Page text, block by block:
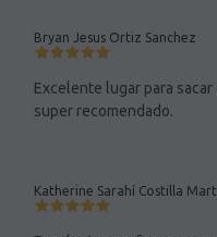
Bryan Jesus Ortiz Sanchez
Excelente lugar para
super recomendado.
Katherine Sarahí Costilla